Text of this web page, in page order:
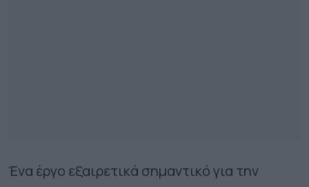
Ένα έργο εξαιρετικά σημαντικό για την